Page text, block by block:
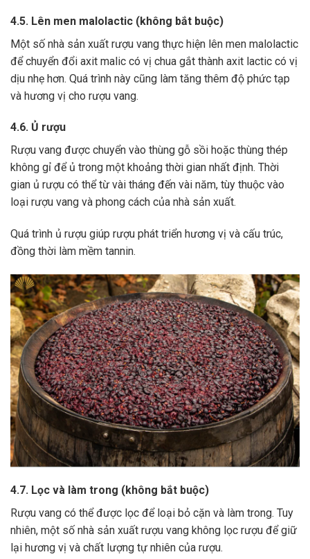
4.5. Lên men malolactic (không bắt buộc)
Một số nhà sản xuất rượu vang thực hiện lên men malolactic
để chuyển đổi axit malic có vị chua gắt thành axit lactic có vị
dịu nhẹ hơn. Quá trình này cũng làm tăng thêm độ phức tạp
và hương vị cho rượu vang.
4.6. Ủ rượu
Rượu vang được chuyển vào thùng gỗ sồi hoặc thùng thép
không gỉ để ủ trong một khoảng thời gian nhất định. Thời
gian ủ rượu có thể từ vài tháng đến vài năm, tùy thuộc vào
loại rượu vang và phong cách của nhà sản xuất.
Quá trình ủ rượu giúp rượu phát triển hương vị và cấu trúc,
đồng thời làm mềm tannin.
4.7. Lọc và làm trong (không bắt buộc)
Rượu vang có thể được lọc để loại bỏ cặn và làm trong. Tuy
nhiên, một số nhà sản xuất rượu vang không lọc rượu để giữ
lại hương vị và chất lượng tự nhiên của rượu.